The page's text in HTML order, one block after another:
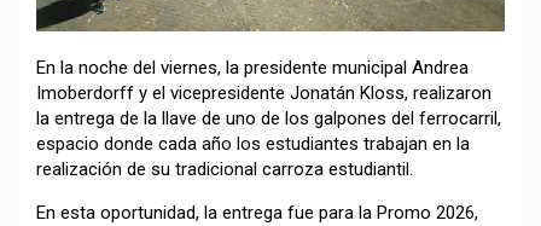
En la noche del viernes, la presidente municipal Andrea
Imoberdorff y el vicepresidente Jonatán Kloss, realizaron
la entrega de la llave de uno de los galpones del ferrocarril,
espacio donde cada año los estudiantes trabajan en la
realización de su tradicional carroza estudiantil.
En esta oportunidad, la entrega fue para la Promo 2026,